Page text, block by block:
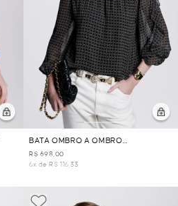
BATA OMBRO A OMBRO
GRAVATARIA - PRETO
R$ 698,00
6x de R$ 116,33